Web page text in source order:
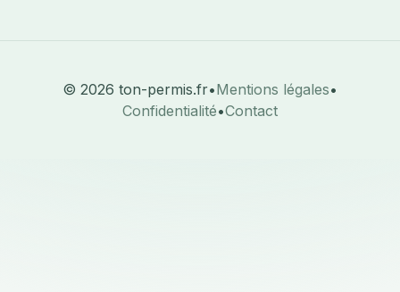
© 2026 ton-permis.fr•Mentions légales•
Confidentialité•Contact